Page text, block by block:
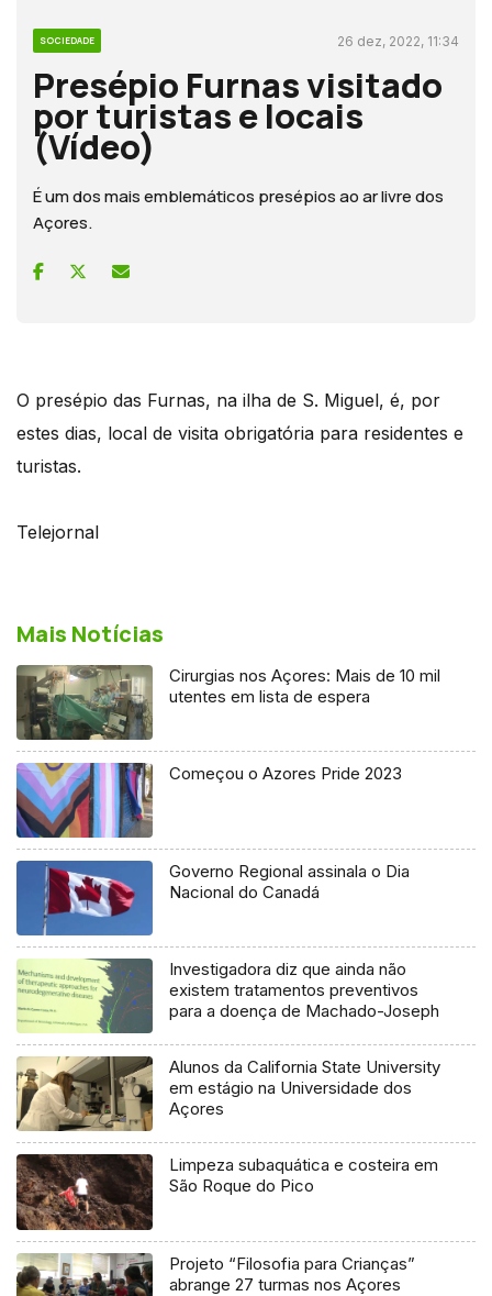
SOCIEDADE 26 dez, 2022, 11:34
Presépio Furnas visitado
por turistas e locais
(Vídeo)
É um dos mais emblemáticos presépios ao ar livre dos
Açores.
O presépio das Furnas, na ilha de S. Miguel, é, por
estes dias, local de visita obrigatória para residentes e
turistas.
Telejornal
Mais Notícias
Cirurgias nos Açores: Mais de 10 mil
utentes em lista de espera
Começou o Azores Pride 2023
Governo Regional assinala o Dia
Nacional do Canadá
Investigadora diz que ainda não
existem tratamentos preventivos
para a doença de Machado-Joseph
Alunos da California State University
em estágio na Universidade dos
Açores
Limpeza subaquática e costeira em
São Roque do Pico
Projeto “Filosofia para Crianças”
abrange 27 turmas nos Açores